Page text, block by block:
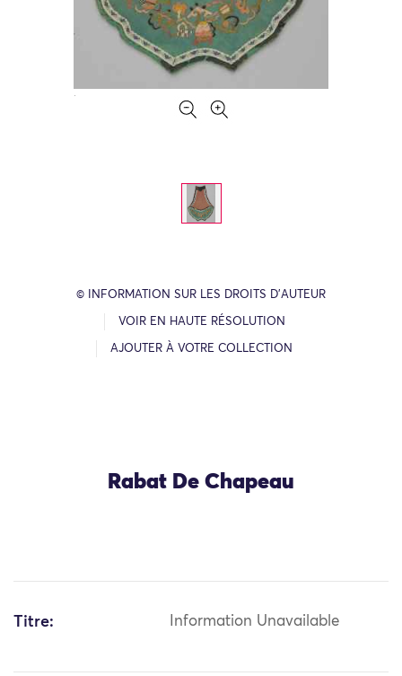
© INFORMATION SUR LES DROITS D’AUTEUR
VOIR EN HAUTE RÉSOLUTION
AJOUTER À VOTRE COLLECTION
Rabat De Chapeau
Titre: Information Unavailable